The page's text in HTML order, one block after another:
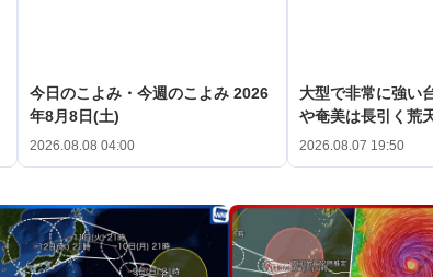
今日のこよみ・今週のこよみ 2026
年8月8日(土)
2026.08.08 04:00
大型で非常に強
や奄美は長引く荒
2026.08.07 19:50